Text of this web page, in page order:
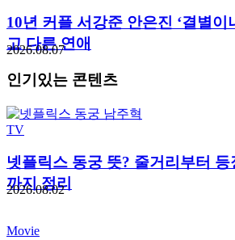
10년 커플 서강준 안은진 ‘결별이
고 다른 연애
2026.08.07
인기있는 콘텐츠
TV
넷플릭스 동궁 뜻? 줄거리부터
까지 정리
2026.08.02
Movie